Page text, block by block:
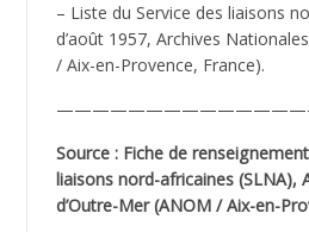
– Liste du Service des liaisons
d’août 1957, Archives
/ Aix-en-Provence, France).
Source : Fiche de
liaisons nord-africaines (SLNA),
d’Outre-Mer (ANOM / Aix-en-